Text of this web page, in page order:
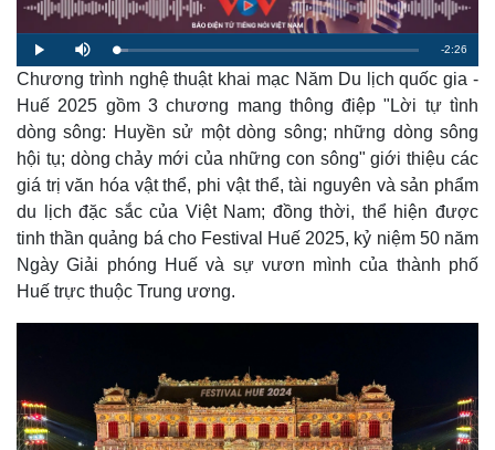
P
l
a
y
M
u
L
o
a
d
e
d
4
.
1
8
R
e
i
n
-2:26
Chương trình nghệ thuật khai mạc Năm Du lịch quốc gia -
Huế 2025 gồm 3 chương mang thông điệp "Lời tự tình
dòng sông: Huyền sử một dòng sông; những dòng sông
hội tụ; dòng chảy mới của những con sông" giới thiệu các
giá trị văn hóa vật thể, phi vật thể, tài nguyên và sản phẩm
du lịch đặc sắc của Việt Nam; đồng thời, thể hiện được
tinh thần quảng bá cho Festival Huế 2025, kỷ niệm 50 năm
Ngày Giải phóng Huế và sự vươn mình của thành phố
Huế trực thuộc Trung ương.